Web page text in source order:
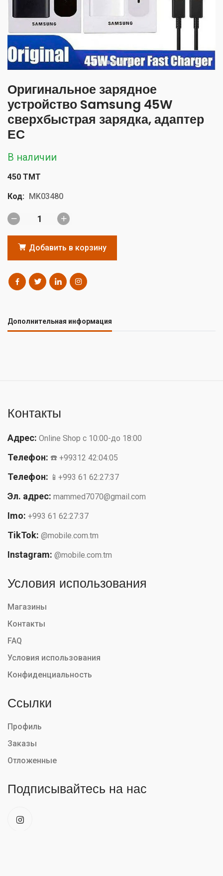
Оригинальное зарядное
устройство Samsung 45W
сверхбыстрая зарядка, адаптер
ЕС
В наличии
450 TMT
Код: MK03480
Добавить в корзину
Дополнительная информация
Контакты
Адрес: Online Shop с 10:00-до 18:00
Телефон: ☎️ +99312 42:04:05
Телефон: 📱+993 61 62:27:37
Эл. адрес: mammed7070@gmail.com
Imo: +993 61 62:27:37
TikTok: @mobile.com.tm
Instagram: @mobile.com.tm
Условия использования
Магазины
Контакты
FAQ
Условия использования
Конфиденциальность
Ссылки
Профиль
Заказы
Отложенные
Подписывайтесь на нас